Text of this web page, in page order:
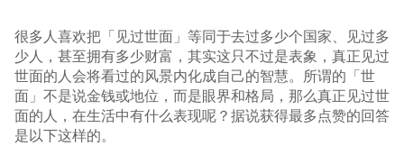
很多人喜欢把「见过世面」等同于去过多少个国家、见过多
少人，甚至拥有多少财富，其实这只不过是表象，真正见过
世面的人会将看过的风景内化成自己的智慧。所谓的「世
面」不是说金钱或地位，而是眼界和格局，那么真正见过世
面的人，在生活中有什么表现呢？据说获得最多点赞的回答
是以下这样的。